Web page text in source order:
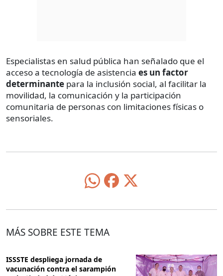
Especialistas en salud pública han señalado que el
acceso a tecnología de asistencia es un factor
determinante para la inclusión social, al facilitar la
movilidad, la comunicación y la participación
comunitaria de personas con limitaciones físicas o
sensoriales.
MÁS SOBRE ESTE TEMA
ISSSTE despliega jornada de
vacunación contra el sarampión